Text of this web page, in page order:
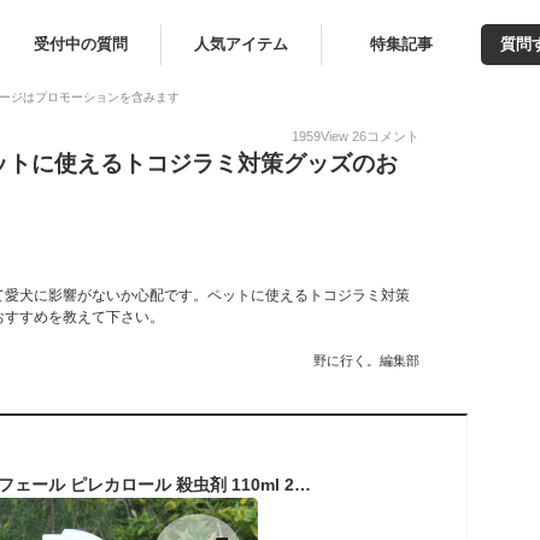
受付中の質問 人気アイテム 特集記事 質問
ジはプロモーションを含みます
1959View 26コメント
に使えるトコジラミ対策グッズのお
犬に影響がないか心配です。ペットに使えるトコジラミ対策
すめを教えて下さい。
野に行く。編集部
トコジラミ スプレー フェール ピレカロール 殺虫剤 110ml 250ml セット 虫除け 医薬部外品 旅行 自分で 対策 予防 子供 ペット 赤ちゃん 犬 猫 虫除けスプレー 対策 トコジラミに効く ゴキブリ ダニ ハエ ノミ イエダニ 虫 日本製 天然由来成分 防虫剤 部屋 リビング